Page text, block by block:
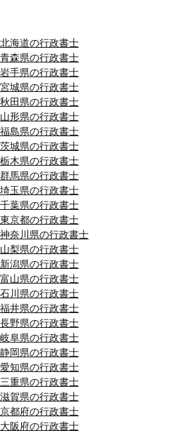
北海道の行政書士
青森県の行政書士
岩手県の行政書士
宮城県の行政書士
秋田県の行政書士
山形県の行政書士
福島県の行政書士
茨城県の行政書士
栃木県の行政書士
群馬県の行政書士
埼玉県の行政書士
千葉県の行政書士
東京都の行政書士
神奈川県の行政書士
山梨県の行政書士
新潟県の行政書士
富山県の行政書士
石川県の行政書士
福井県の行政書士
長野県の行政書士
岐阜県の行政書士
静岡県の行政書士
愛知県の行政書士
三重県の行政書士
滋賀県の行政書士
京都府の行政書士
大阪府の行政書士